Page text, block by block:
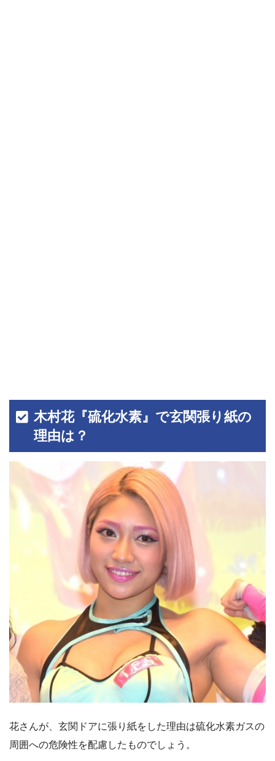
木村花『硫化水素』で玄関張り紙の
理由は？
花さんが、玄関ドアに張り紙をした理由は硫化水素ガスの
周囲への危険性を配慮したものでしょう。